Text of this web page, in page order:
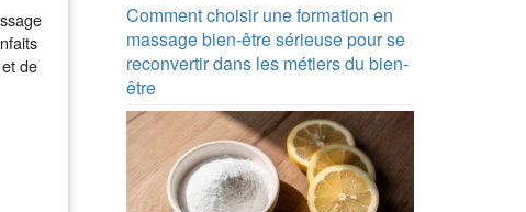
de
Comment choisir une formation en
massage bien-être sérieuse pour se
reconvertir dans les métiers du bien-
être